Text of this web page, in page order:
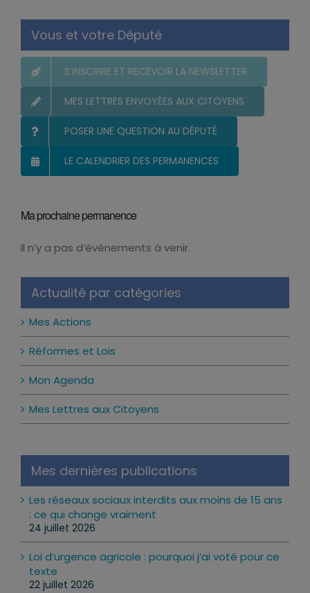
Vous et votre Député
S’INSCRIRE ET RECEVOIR LA NEWSLETTER
POSER UNE QUESTION AU DÉPUTÉ
Notice
Actualité par catégories
Mes Actions
Réformes et Lois
Mon Agenda
Mes Lettres aux Citoyens
Mes dernières publications
Les réseaux sociaux interdits aux moins de 15 ans
: ce qui change vraiment
24 juillet 2026
Loi d’urgence agricole : pourquoi j’ai voté pour ce
texte
22 juillet 2026